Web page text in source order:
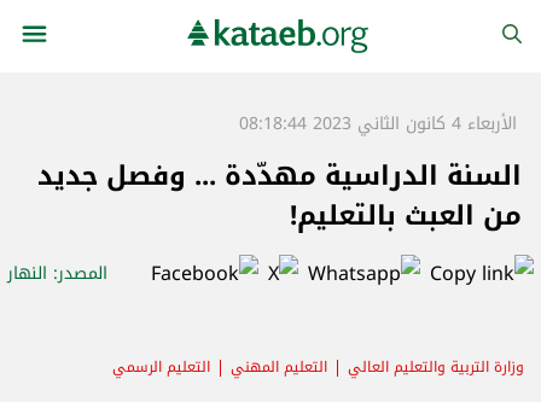
الأربعاء 4 كانون الثاني 2023 08:18:44
السنة الدراسية مهدّدة ... وفصل جديد
من العبث بالتعليم!
المصدر: النهار
وزارة التربية والتعليم العالي التعليم المهني التعليم الرسمي